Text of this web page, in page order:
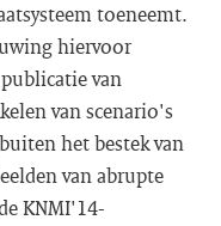
toeneemt.
hiervoor
van
van scenario's
het bestek van
van abrupte
KNMI'14-